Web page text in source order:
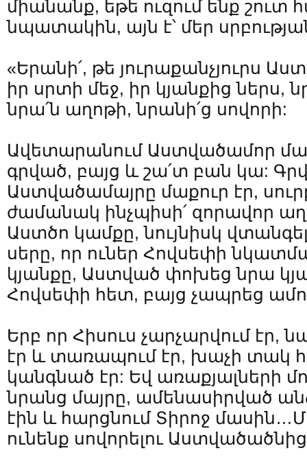
միանանք, եթե ուզում ենք շուտ
նպատակին, այն է՝ մեր
«Երանի՛, թե յուրաքանչյուրս
իր սրտի մեջ, իր կյանքից ներս,
նրա՛ն աղոթի, նրանի՛ց սովորի:
Ավետարանում Աստվածամոր
գրված, բայց և շա՛տ բան կա:
Աստվածամայրը մաքուր էր,
ժամանակ ինչպիսի՛ զորավոր
Աստծո կամքը, նույնիսկ
սերը, որ ուներ Հովսեփի
կյանքը, Աստված փոխեց նրա
Հովսեփի հետ, բայց չապրեց
Երբ որ Հիսուս չարչարվում էր,
էր և տառապում էր, խաչի տակ
կանգնած էր: Եվ առաքյալների
նրանց մայրը, ամենասիրված
էին և հարցնում Տիրոջ
ունենք սովորելու